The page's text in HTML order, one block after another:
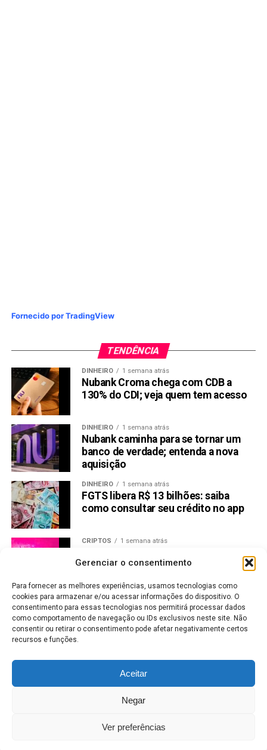
Gerenciar o consentimento
Para fornecer as melhores experiências, usamos tecnologias como
cookies para armazenar e/ou acessar informações do dispositivo. O
consentimento para essas tecnologias nos permitirá processar dados
como comportamento de navegação ou IDs exclusivos neste site. Não
consentir ou retirar o consentimento pode afetar negativamente certos
recursos e funções.
Aceitar
Negar
Ver preferências
Fornecido por TradingView
TENDÊNCIA
DINHEIRO 1 semana atrás
Nubank Croma chega com CDB a
130% do CDI; veja quem tem acesso
DINHEIRO 1 semana atrás
Nubank caminha para se tornar um
banco de verdade; entenda a nova
aquisição
DINHEIRO 1 semana atrás
FGTS libera R$ 13 bilhões: saiba
como consultar seu crédito no app
CRIPTOS 1 semana atrás
semana e mira resistência de US$
CRIPTOMOEDAS 1 semana atrás
BitMEX Fecha Operações Após Anos
de Problemas Regulatórios
aproxima e mercado já reage
Vale lucra menos, mas aumenta
dividendos; veja valores